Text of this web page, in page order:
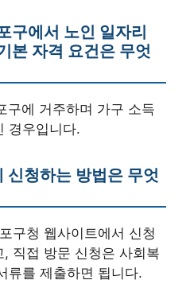
구에서 노인 일자리
본 자격 요건은 무엇
구에 거주하며 가구 소득
경우입니다.
신청하는 방법은 무엇
구청 웹사이트에서 신청
직접 방문 신청은 사회복
류를 제출하면 됩니다.